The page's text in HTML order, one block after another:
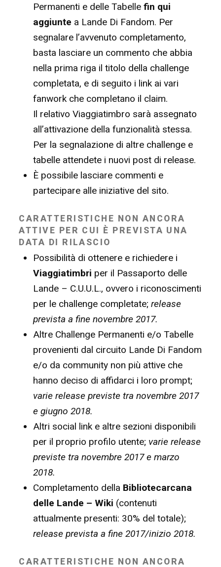
Permanenti e delle Tabellefin qui
aggiunte a Lande Di Fandom. Per
segnalare l’avvenuto completamento,
basta lasciare un commento che abbia
nella prima riga il titolo della challenge
completata, e di seguito i link ai vari
fanwork che completano il claim.
Il relativo Viaggiatimbro sarà assegnato
all’attivazione della funzionalità stessa.
Per la segnalazione di altre challenge e
tabelle attendete i nuovi post di release.
È possibile lasciare commenti e
partecipare alle iniziative del sito.
CARATTERISTICHE NON ANCORA
ATTIVE PER CUI È PREVISTA UNA
DATA DI RILASCIO
Possibilità di ottenere e richiedere i
Viaggiatimbri per il Passaporto delle
Lande – C.U.U.L., ovvero i riconoscimenti
per le challenge completate;release
prevista a fine novembre 2017.
Altre Challenge Permanenti e/o Tabelle
provenienti dal circuito Lande Di Fandom
e/o da community non più attive che
hanno deciso di affidarci i loro prompt;
varie release previste tra novembre 2017
e giugno 2018.
Altri social link e altre sezioni disponibili
per il proprio profilo utente; varie release
previste tra novembre 2017 e marzo
2018.
Completamento della Bibliotecarcana
delle Lande – Wiki (contenuti
attualmente presenti: 30% del totale);
release prevista a fine 2017/inizio 2018.
CARATTERISTICHE NON ANCORA